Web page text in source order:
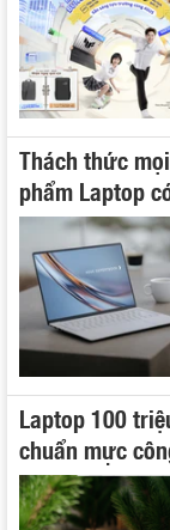
Thách thức
phẩm Laptop
Laptop 100
chuẩn mực